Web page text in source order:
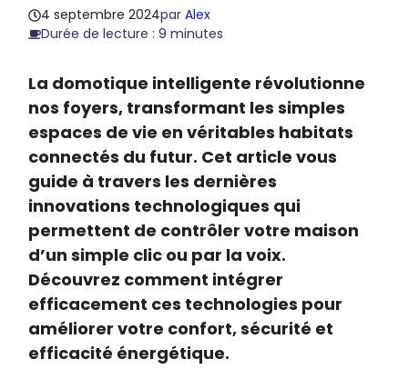
4 septembre 2024parAlex
Durée de lecture : 9 minutes
La domotique intelligente révolutionne
nos foyers, transformant les simples
espaces de vie en véritables habitats
connectés du futur. Cet article vous
guide à travers les dernières
innovations technologiques qui
permettent de contrôler votre maison
d’un simple clic ou par la voix.
Découvrez comment intégrer
efficacement ces technologies pour
améliorer votre confort, sécurité et
efficacité énergétique.